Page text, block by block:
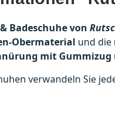
Badeschuhe von
Obermaterial und die
mit Gummizug
verwandeln Sie